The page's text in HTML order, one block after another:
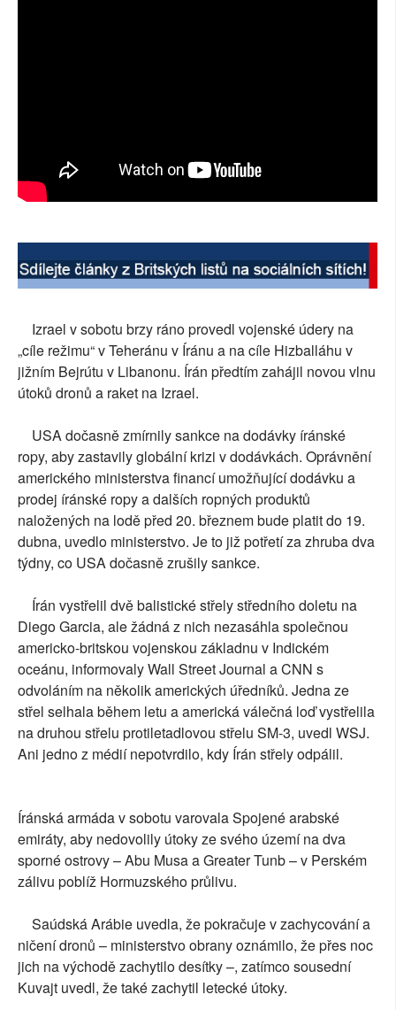
Izrael v sobotu brzy ráno provedl vojenské údery na
„cíle režimu“ v Teheránu v Íránu a na cíle Hizballáhu v
jižním Bejrútu v Libanonu. Írán předtím zahájil novou vlnu
útoků dronů a raket na Izrael.
USA dočasně zmírnily sankce na dodávky íránské
ropy, aby zastavily globální krizi v dodávkách. Oprávnění
amerického ministerstva financí umožňující dodávku a
prodej íránské ropy a dalších ropných produktů
naložených na lodě před 20. březnem bude platit do 19.
dubna, uvedlo ministerstvo. Je to již potřetí za zhruba dva
týdny, co USA dočasně zrušily sankce.
Írán vystřelil dvě balistické střely středního doletu na
Diego Garcia, ale žádná z nich nezasáhla společnou
americko-britskou vojenskou základnu v Indickém
oceánu, informovaly Wall Street Journal a CNN s
odvoláním na několik amerických úředníků. Jedna ze
střel selhala během letu a americká válečná loď vystřelila
na druhou střelu protiletadlovou střelu SM-3, uvedl WSJ.
Ani jedno z médií nepotvrdilo, kdy Írán střely odpálil.
Íránská armáda v sobotu varovala Spojené arabské
emiráty, aby nedovolily útoky ze svého území na dva
sporné ostrovy – Abu Musa a Greater Tunb – v Perském
zálivu poblíž Hormuzského průlivu.
Saúdská Arábie uvedla, že pokračuje v zachycování a
ničení dronů – ministerstvo obrany oznámilo, že přes noc
jich na východě zachytilo desítky –, zatímco sousední
Kuvajt uvedl, že také zachytil letecké útoky.